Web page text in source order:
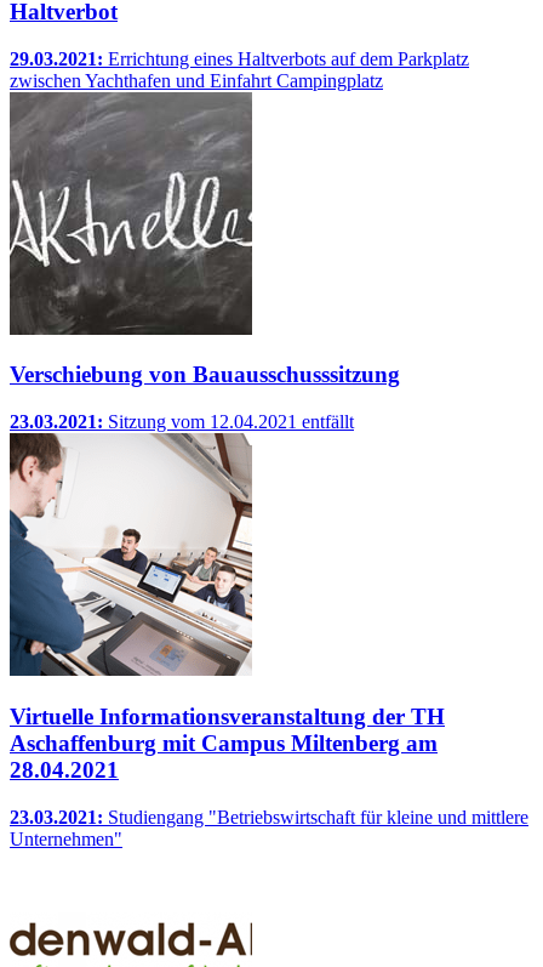
Haltverbot
29.03.2021: Errichtung eines Haltverbots auf dem Parkplatz
zwischen Yachthafen und Einfahrt Campingplatz
Verschiebung von Bauausschusssitzung
23.03.2021: Sitzung vom 12.04.2021 entfällt
Virtuelle Informationsveranstaltung der TH
Aschaffenburg mit Campus Miltenberg am
28.04.2021
23.03.2021: Studiengang "Betriebswirtschaft für kleine und mittlere
Unternehmen"